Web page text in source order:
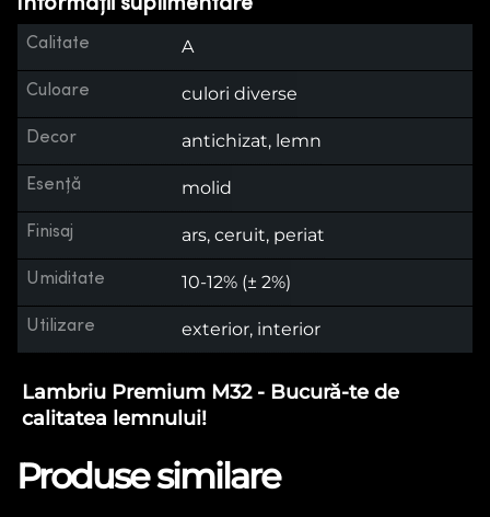
Calitate A
Culoare culori diverse
Decor antichizat, lemn
Esență molid
Finisaj ars, ceruit, periat
Umiditate 10-12% (± 2%)
Utilizare exterior, interior
Lambriu Premium M32 - Bucură-te de
calitatea lemnului!
Produse similare